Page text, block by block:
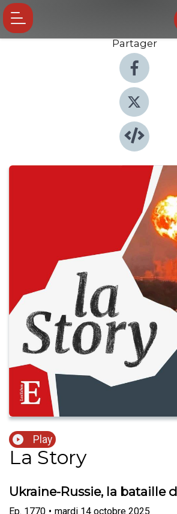
Partager
Play
La Story
Ukraine-Russie, la bataille
Ep. 1770 • mardi 14 octobre 2025